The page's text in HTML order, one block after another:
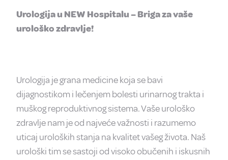
Urologija u NEW Hospitalu – Briga za vaše
urološko zdravlje!
Urologija je grana medicine koja se bavi
dijagnostikom i lečenjem bolesti urinarnog trakta i
muškog reproduktivnog sistema. Vaše urološko
zdravlje nam je od najveće važnosti i razumemo
uticaj uroloških stanja na kvalitet vašeg života. Naš
urološki tim se sastoji od visoko obučenih i iskusnih